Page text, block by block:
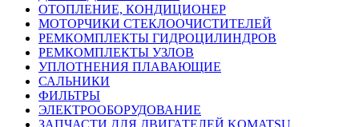
ОТОПЛЕНИЕ, КОНДИЦИОНЕР
МОТОРЧИКИ СТЕКЛООЧИСТИТЕЛЕЙ
РЕМКОМПЛЕКТЫ ГИДРОЦИЛИНДРОВ
РЕМКОМПЛЕКТЫ УЗЛОВ
УПЛОТНЕНИЯ ПЛАВАЮЩИЕ
САЛЬНИКИ
ФИЛЬТРЫ
ЭЛЕКТРООБОРУДОВАНИЕ